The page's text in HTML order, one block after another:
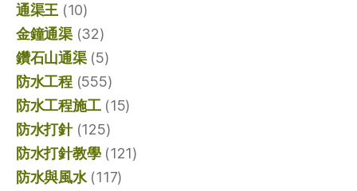
通渠王 (10)
金鐘通渠(32)
鑽石山通渠(5)
防水工程(555)
防水工程施工(15)
防水打針(125)
防水打針教學(121)
防水與風水(117)